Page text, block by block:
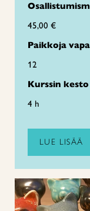
45,00 €
Paikkoja
12
Kurssin kesto
4 h
LUE LISÄÄ